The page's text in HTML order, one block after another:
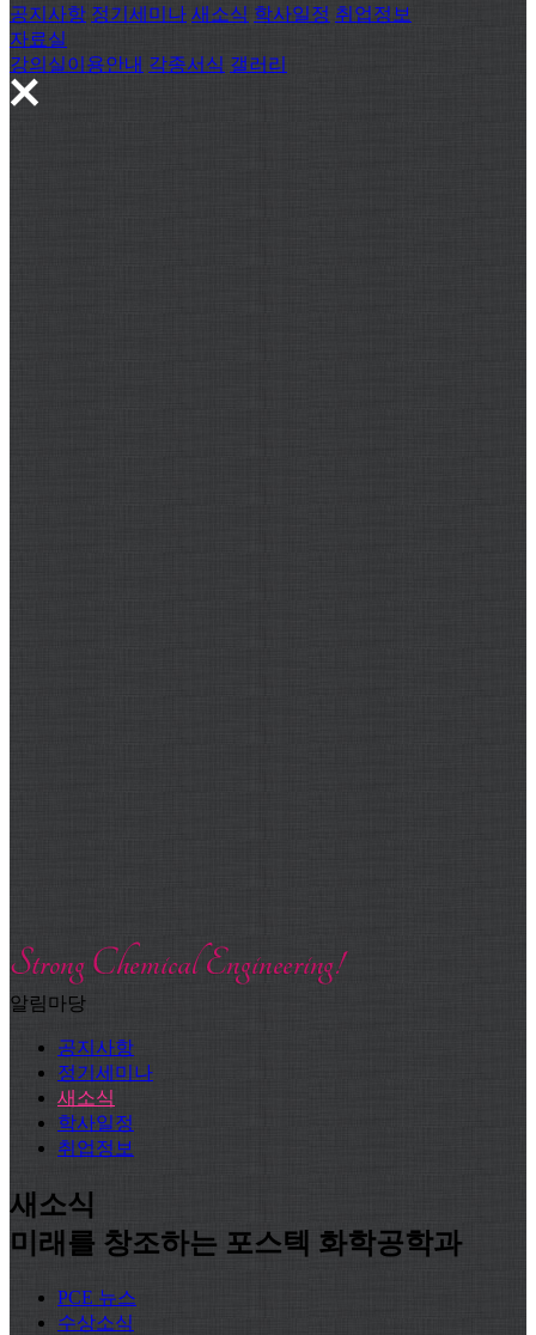
공지사항 정기세미나 새소식 학사일정 취업정보
자료실
강의실이용안내 각종서식 갤러리
알림마당
공지사항
정기세미나
새소식
학사일정
취업정보
새소식
미래를 창조하는 포스텍 화학공학과
PCE 뉴스
수상소식